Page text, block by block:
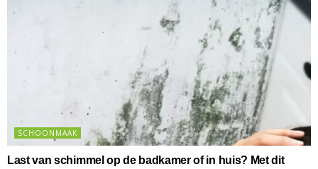
SCHOONMAAK
Last van schimmel op de badkamer of in huis? Met dit